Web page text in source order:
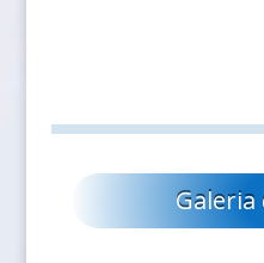
Galeria